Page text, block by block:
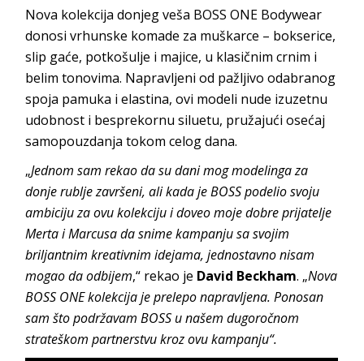
Nova kolekcija donjeg veša BOSS ONE Bodywear
donosi vrhunske komade za muškarce – bokserice,
slip gaće, potkošulje i majice, u klasičnim crnim i
belim tonovima. Napravljeni od pažljivo odabranog
spoja pamuka i elastina, ovi modeli nude izuzetnu
udobnost i besprekornu siluetu, pružajući osećaj
samopouzdanja tokom celog dana.
„Jednom sam rekao da su dani mog modelinga za
donje rublje završeni, ali kada je BOSS podelio svoju
ambiciju za ovu kolekciju i doveo moje dobre prijatelje
Merta i Marcusa da snime kampanju sa svojim
briljantnim kreativnim idejama, jednostavno nisam
mogao da odbijem,“ rekao je David Beckham. „Nova
BOSS ONE kolekcija je prelepo napravljena. Ponosan
sam što podržavam BOSS u našem dugoročnom
strateškom partnerstvu kroz ovu kampanju“.